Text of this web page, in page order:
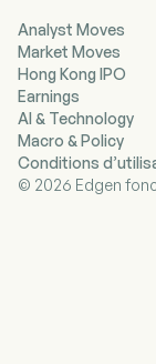
outre, elle
carton ondulé
papiers
fibres
principalement
de fibres
renouvelable
indispensables
Analyst Moves
Market Moves
Hong Kong IPO
Earnings
AI & Technology
Macro & Policy
Conditions
© 2026 Edgen